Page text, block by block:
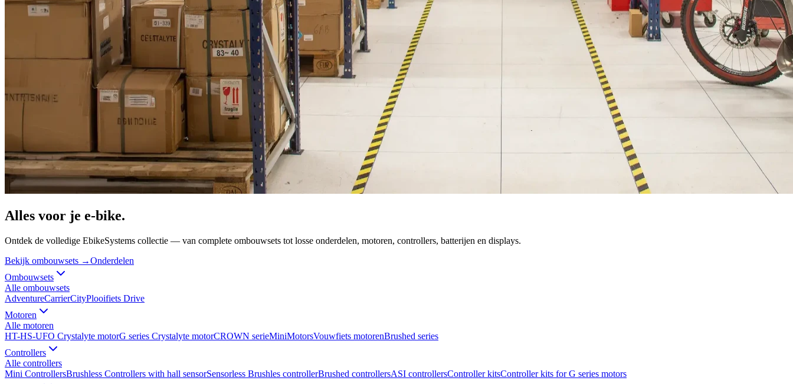
Alles voor je e-bike.
Ontdek de volledige EbikeSystems collectie — van complete ombouwsets tot losse onderdelen, motoren, controllers, batterijen en displays.
Bekijk ombouwsets →Onderdelen
Ombouwsets
Alle ombouwsets
AdventureCarrierCityPlooifiets Drive
Motoren
Alle motoren
HT-HS-UFO Crystalyte motorG series Crystalyte motorCROWN serieMiniMotorsVouwfiets motorenBrushed series
Controllers
Alle controllers
Mini ControllersBrushless Controllers with hall sensorSensorless Brushles controllerBrushed controllersASI controllersController kitsController kits for G series motors